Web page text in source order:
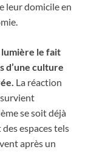
leur domicile en
lumière le fait
d’une culture
La réaction
se soit déjà
espaces tels
après un